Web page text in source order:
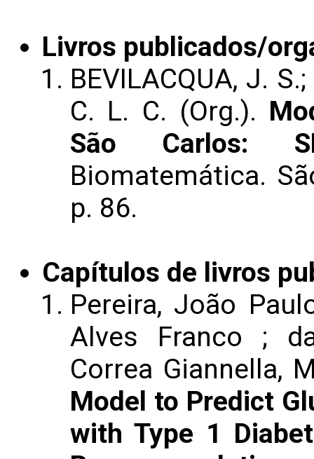
Livros publicados/
BEVILACQUA, J.
C. L. C. (Org.).
São Carlos:
Biomatemática.
p. 86.
Capítulos de livros
Pereira, João
Alves Franco ;
Correa Giannella,
Model to Predict
with Type 1